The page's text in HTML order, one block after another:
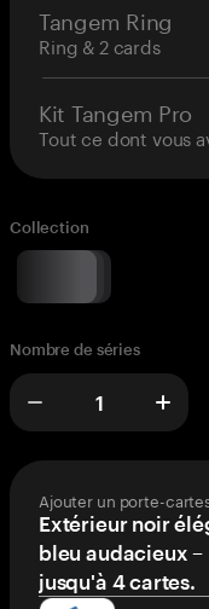
Tangem Ring
Ring & 2 cards
Kit Tangem Pro
Tout ce dont vous
Collection
Nombre de séries
Ajouter un porte-
Extérieur noir
bleu audacieux
jusqu'à 4 cartes.